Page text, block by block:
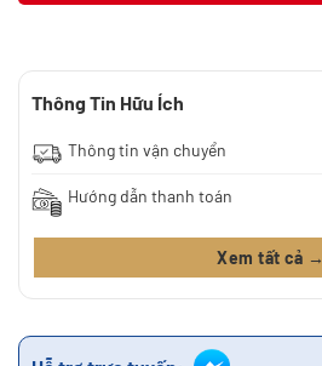
Thông Tin Hữu Ích
Thông tin vận chuyển
Hướng dẫn thanh toán
Xem tất cả →